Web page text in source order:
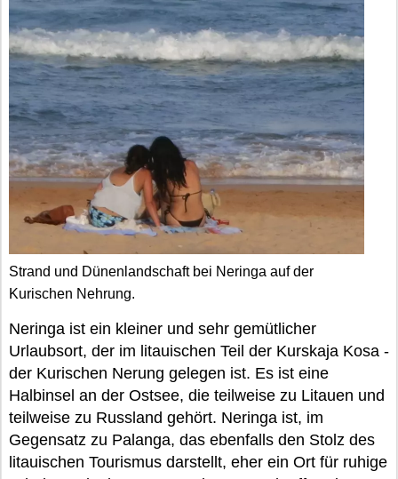
Strand und Dünenlandschaft bei Neringa auf der
Kurischen Nehrung.
Neringa ist ein kleiner und sehr gemütlicher
Urlaubsort, der im litauischen Teil der Kurskaja Kosa -
der Kurischen Nerung gelegen ist. Es ist eine
Halbinsel an der Ostsee, die teilweise zu Litauen und
teilweise zu Russland gehört. Neringa ist, im
Gegensatz zu Palanga, das ebenfalls den Stolz des
litauischen Tourismus darstellt, eher ein Ort für ruhige